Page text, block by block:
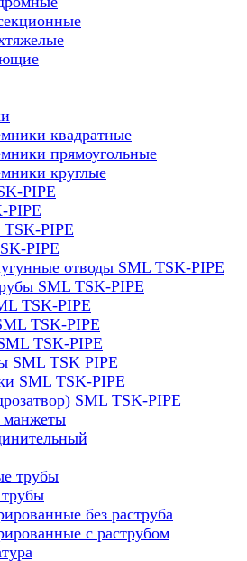
квадратные
прямоугольные
круглые
PIPE
PIPE
отводы SML TSK-PIPE
SML TSK-PIPE
TSK-PIPE
TSK-PIPE
TSK-PIPE
SML TSK PIPE
SML TSK-PIPE
SML TSK-PIPE
без раструба
с раструбом